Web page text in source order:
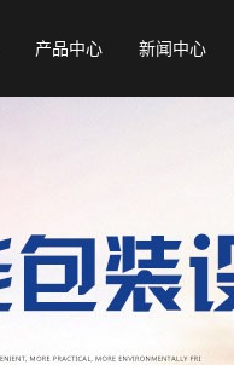
产品中心 新闻中心